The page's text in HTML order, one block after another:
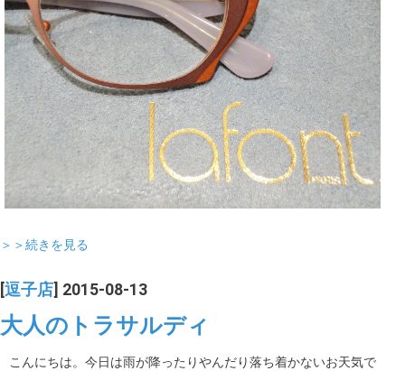
＞＞続きを見る
逗子店 ] 2015-08-13
大人のトラサルディ
こんにちは。今日は雨が降ったりやんだり落ち着かないお天気で